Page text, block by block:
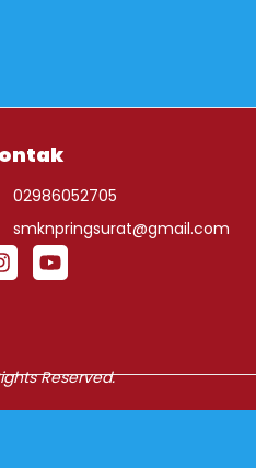
02986052705
smknpringsurat@gmail.com
Reserved.